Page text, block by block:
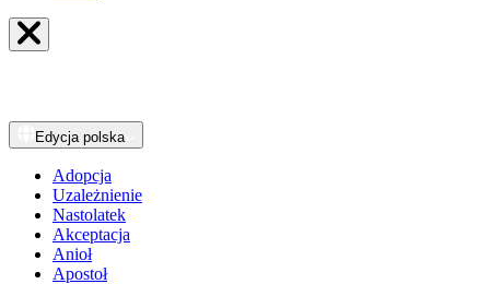
Edycja polska
Adopcja
Uzależnienie
Nastolatek
Akceptacja
Anioł
Apostoł